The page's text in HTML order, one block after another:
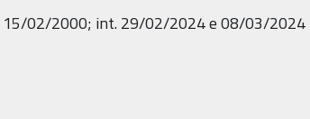
15/02/2000; int. 29/02/2024 e 08/03/2024